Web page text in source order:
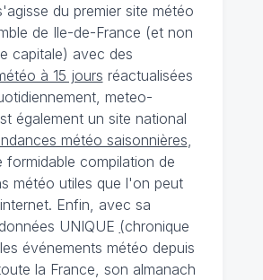
du premier site météo
de Ile-de-France (et non
capitale) avec des
à 15 jours réactualisées
meteo-
également un site national
météo saisonnières,
formidable compilation de
météo utiles que l'on peut
Enfin, avec sa
UNIQUE (chronique
événements météo depuis
la France, son almanach